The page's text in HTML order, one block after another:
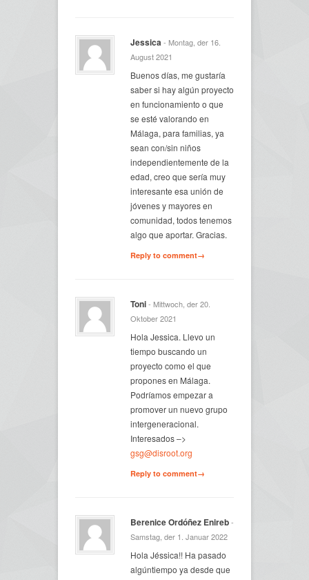
Jessica- Montag, der 16.
August 2021
Buenos días, me gustaría
saber si hay algún proyecto
en funcionamiento o que
se esté valorando en
Málaga, para familias, ya
sean con/sin niños
independientemente de la
edad, creo que sería muy
interesante esa unión de
jóvenes y mayores en
comunidad, todos tenemos
algo que aportar. Gracias.
Reply to comment→
Toni- Mittwoch, der 20.
Oktober 2021
Hola Jessica. Llevo un
tiempo buscando un
proyecto como el que
propones en Málaga.
Podríamos empezar a
promover un nuevo grupo
intergeneracional.
Interesados –>
gsg@disroot.org
Reply to comment→
Berenice Ordóñez Enireb-
Samstag, der 1. Januar 2022
Hola Jéssica!! Ha pasado
algúntiempo ya desde que